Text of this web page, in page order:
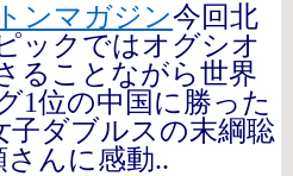
ンマガジン今回北
ックではオグシオ
ることながら世界
1位の中国に勝った
ダブルスの末綱聡
んに感動..